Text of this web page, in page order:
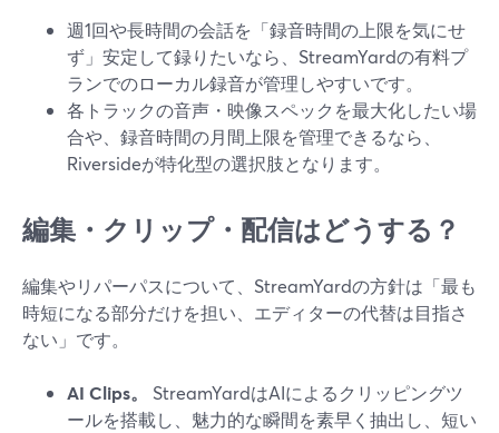
週1回や長時間の会話を「録音時間の上限を気にせ
ず」安定して録りたいなら、StreamYardの有料プ
ランでのローカル録音が管理しやすいです。
各トラックの音声・映像スペックを最大化したい場
合や、録音時間の月間上限を管理できるなら、
Riversideが特化型の選択肢となります。
編集・クリップ・配信はどうする？
編集やリパーパスについて、StreamYardの方針は「最も
時短になる部分だけを担い、エディターの代替は目指さ
ない」です。
AI Clips。
StreamYardはAIによるクリッピングツ
ールを搭載し、魅力的な瞬間を素早く抽出し、短い